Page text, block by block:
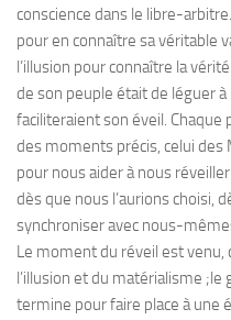
conscience dans le libre-
pour en connaître sa véritable
l’illusion pour connaître la
de son peuple était de léguer à
faciliteraient son éveil. Chaque
des moments précis, celui
pour nous aider à nous
dès que nous l’aurions choisi,
synchroniser avec nous-
Le moment du réveil est venu,
l’illusion et du matérialisme ;le
termine pour faire place à une